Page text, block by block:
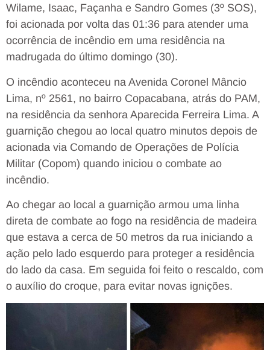
Wilame, Isaac, Façanha e Sandro Gomes (3º SOS),
foi acionada por volta das 01:36 para atender uma
ocorrência de incêndio em uma residência na
madrugada do último domingo (30).
O incêndio aconteceu na Avenida Coronel Mâncio
Lima, nº 2561, no bairro Copacabana, atrás do PAM,
na residência da senhora Aparecida Ferreira Lima. A
guarnição chegou ao local quatro minutos depois de
acionada via Comando de Operações de Polícia
Militar (Copom) quando iniciou o combate ao
incêndio.
Ao chegar ao local a guarnição armou uma linha
direta de combate ao fogo na residência de madeira
que estava a cerca de 50 metros da rua iniciando a
ação pelo lado esquerdo para proteger a residência
do lado da casa. Em seguida foi feito o rescaldo, com
o auxílio do croque, para evitar novas ignições.